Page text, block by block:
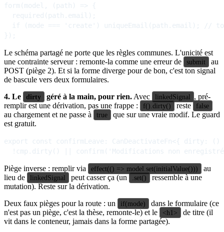
form(model, (path) => {
  required(path.email);
if (mode === 'create') uniqueEmail(path.email); //
Le schéma partagé ne porte que les règles communes. L'unicité est
une contrainte serveur : remonte-la comme une erreur de
submit
au
POST (piège 2). Et si la forme diverge pour de bon, c'est ton signal
de bascule vers deux formulaires.
4. Le
dirty géré à la main, pour rien.Avec linkedSignal , pré-
remplir est une dérivation, pas une frappe :
f().dirty() reste false
au chargement et ne passe à true
que sur une vraie modif. Le guard
est gratuit.
export const confirmLeave: CanDeactivateFn<{ dirty: ()
Piège inverse : remplir via effect(() => model.set(initialValue()))
au
lieu de
linkedSignal peut casser ça (un .set()
ressemble à une
mutation). Reste sur la dérivation.
Deux faux pièges pour la route : un
if(mode)
dans le formulaire (ce
n'est pas un piège, c'est la thèse, remonte-le) et le
<h1>
de titre (il
vit dans le conteneur, jamais dans la forme partagée).